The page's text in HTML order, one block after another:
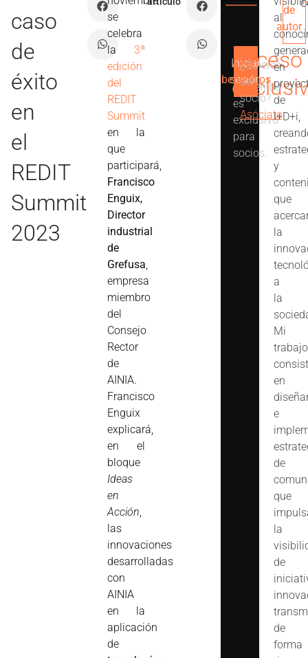
caso
de
éxito
en
el
REDIT
Summit
2023
se
celebra
la 3ª
edición
del
REDIT
Summit
en la
que
participará,
Francisco
Enguix,
Director
industrial
de
Grefusa
empresa
miembro
del
Consejo
Rector
de
AINIA.
Francisco
Enguix
explicará,
en el
bloque
Ideas
en
Acción
las
innovaciones
desarrolladas
con
AINIA
en la
aplicación
de
Acceso
Este
contenido
es
exclusivo
para
socios.
Iniciar
sesión
Ver
beneficios
¿Quieres
ser
socio?
Asóciate
al
en
de
I+D+i,
y
que
la
a
la
Mi
trabajo
en
e
de
que
la
de
de
forma
de
autor